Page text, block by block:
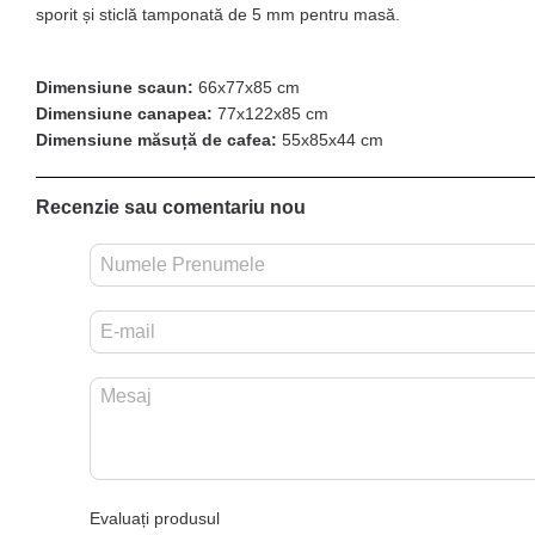
sporit și sticlă tamponată de 5 mm pentru masă.
Dimensiune scaun: 66x77x85 cm
Dimensiune canapea: 77x122x85 cm
Dimensiune măsuță de cafea: 55x85x44 cm
Recenzie sau comentariu nou
Evaluați produsul